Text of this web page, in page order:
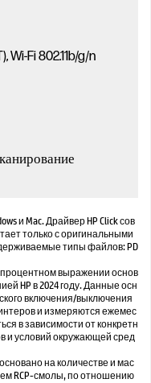
Wi-Fi 802.11b/g/n
и Mac. Драйвер HP Click сов
только с оригинальными
типы файлов: PD
выражении основ
HP в 2024 году. Данные осн
включения/выключения
и измеряются ежемес
в зависимости от конкретн
и условий окружающей сред
на количестве и мас
RCP-смолы, по отношению